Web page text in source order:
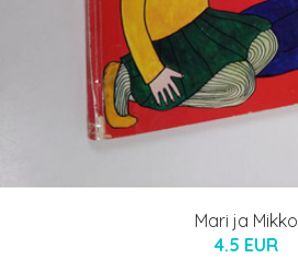
Mari ja Mikko
4.5 EUR